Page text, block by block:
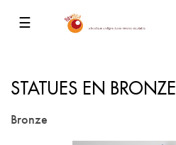
Basculer
☰
STATUES EN BRONZE
Bronze